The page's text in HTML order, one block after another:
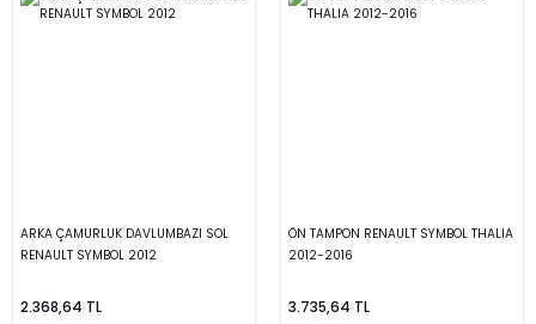
ARKA ÇAMURLUK DAVLUMBAZI SOL
RENAULT SYMBOL 2012
2.368,64 TL
ÖN TAMPON RENAULT SYMBOL THALIA
2012-2016
3.735,64 TL